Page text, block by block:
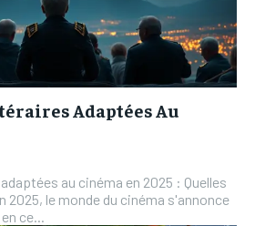
Adaptées Au
au cinéma en 2025 : Quelles
2025, le monde du cinéma s'annonce
ce...